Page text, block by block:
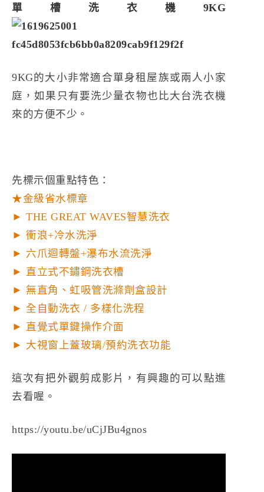
單槽洗衣機9KG
9KG的大小非常適合單身租屋族或兩人小家
庭，如果只有要洗少量衣物也比大台洗衣機
來的方便不少。
先標示個重點特色：
★金級省水標章
► THE GREAT WAVES智慧洗衣
► 衝浪+冷水洗淨
► 六爪迴轉盤+瀑布水流洗淨
► 直立式不鏽鋼洗衣槽
► 無直角、虹吸管洗滌劑盒設計
► 全自動洗衣 / 多樣化洗程
► 直覺式單鍵操作介面
► 大視窗上蓋玻璃/預約洗衣功能
這次有把外觀剪成影片，有興趣的可以點進
去看喔。
https://youtu.be/uCjJBu4gnos